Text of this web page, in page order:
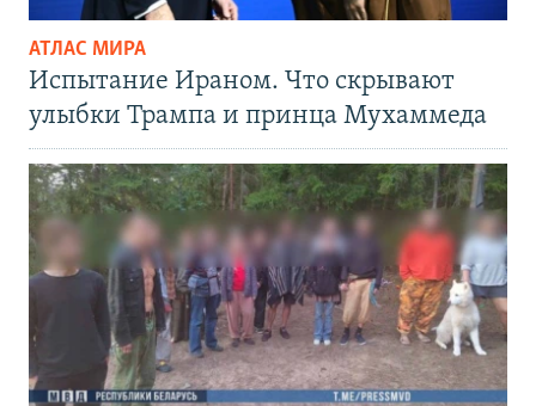
АТЛАС МИРА
Испытание Ираном. Что скрывают
улыбки Трампа и принца Мухаммеда